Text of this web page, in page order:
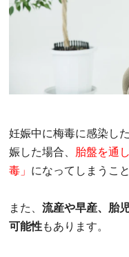
妊娠中に梅毒に感染し
娠した場合、
胎盤を通
毒」 になってしまうこ
また、 流産や早産、胎
可能性もあります。